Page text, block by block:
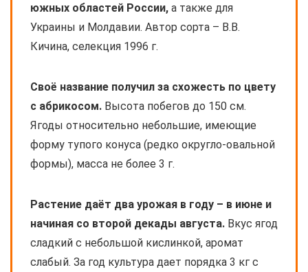
южных областей России, а также для
Украины и Молдавии. Автор сорта – В.В.
Кичина, селекция 1996 г.
Своё название получил за схожесть по цвету
с абрикосом. Высота побегов до 150 см.
Ягоды относительно небольшие, имеющие
форму тупого конуса (редко округло-овальной
формы), масса не более 3 г.
Растение даёт два урожая в году – в июне и
начиная со второй декады августа. Вкус ягод
сладкий с небольшой кислинкой, аромат
слабый. За год культура дает порядка 3 кг с